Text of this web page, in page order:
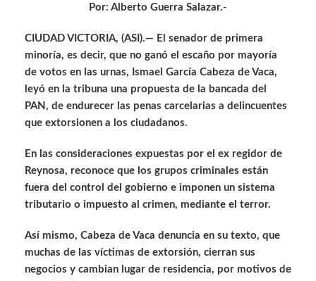
Por: Alberto Guerra Salazar.-
CIUDAD VICTORIA, (ASI).— El senador de primera
minoría, es decir, que no ganó el escaño por mayoría
de votos en las urnas, Ismael García Cabeza de Vaca,
leyó en la tribuna una propuesta de la bancada del
PAN, de endurecer las penas carcelarias a delincuentes
que extorsionen a los ciudadanos.
En las consideraciones expuestas por el ex regidor de
Reynosa, reconoce que los grupos criminales están
fuera del control del gobierno e imponen un sistema
tributario o impuesto al crimen, mediante el terror.
Así mismo, Cabeza de Vaca denuncia en su texto, que
muchas de las víctimas de extorsión, cierran sus
negocios y cambian lugar de residencia, por motivos de